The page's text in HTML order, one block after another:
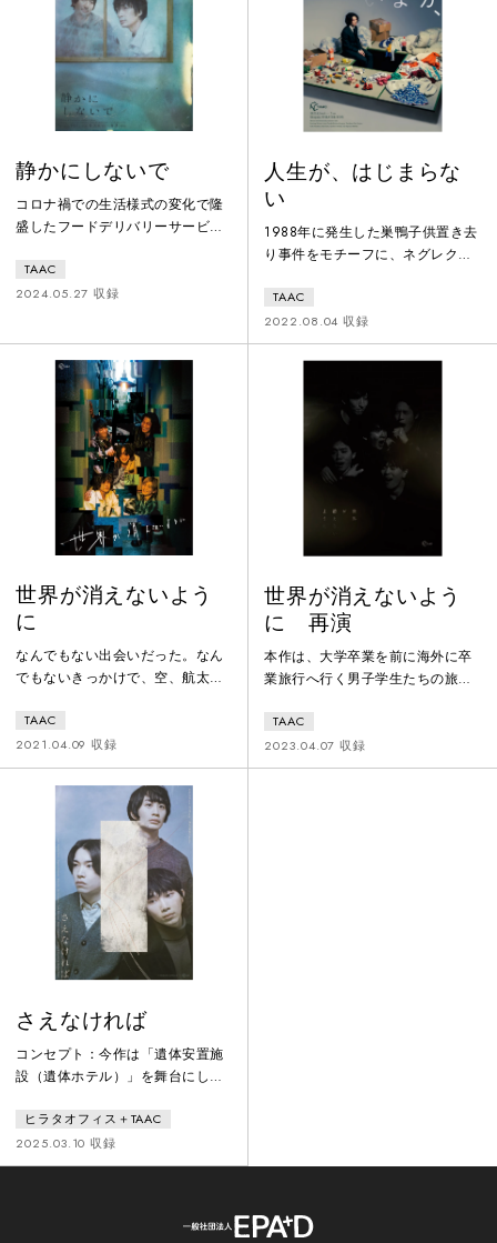
どもが逃げ込んでくる。そこから
事態は大きく変化していって･･･。
静かにしないで
コロナ禍での生活様式の変化で隆
盛したフードデリバリーサービス
の場はゴーストレストラン。デリ
バリー専門店のため第三者の介入
作ではトゥレット症の人物が登場
する。トゥレット症も、社会にま
だ実態が認知されていない。日常
では触れる機会の少ないゴースト
レストランやトゥレット症に演劇
が目を向け、他者に寛容的な社会
を目指す。
TAAC
2024.05.27 収録
人生が、はじまらな
い
1988年に発生した巣鴨子供置き去
り事件をモチーフに、ネグレクト
描く。事件当時、メディアで多数
取り上げられ映画の題材にもなっ
たことから、ネグレクトが社会問
題として認知されるようになっ
て、今どんな日々を送っているの
だろうか。「その時」は話題にな
る。しかし、当事者たちの人生は
「その後」も続く。TAACは、演劇
を通して彼らの「その後」に目を
TAAC
2022.08.04 収録
世界が消えないよう
に
なんでもない出会いだった。なん
でもないきっかけで、空、航太
になった。彼らは人並みに楽しい
キャンパスライフを送っていた。
しかし、大学３年生の春、世界が
死んだ。世界の死を機に他の４人
の関係性と大学生活は変わってい
った。そして、世界の死から２
年。４人は卒業旅行でロサンゼル
スに行く。そこで、世界の姿を目
撃する。それをきっかけに彼らが
抱える問題が溢れ出てきて…。
TAAC
2021.04.09 収録
世界が消えないよう
に 再演
本作は、大学卒業を前に海外に卒
業旅行へ行く男子学生たちの旅行
ルコール中毒で亡くした過去があ
る。友人を殺してしまった罪悪感
によって彼らは絆を深めてきたの
TAAC
2023.04.07 収録
さえなければ
コンセプト：今作は「遺体安置施
設（遺体ホテル）」を舞台にした
を迎えた日本において、この時代
だからこそ⽣まれた場所にフォー
カスを当て【いま】を切り取り描
まった。現在もなお、職員と施設
ヒラタオフィス＋TAAC
2025.03.10 収録